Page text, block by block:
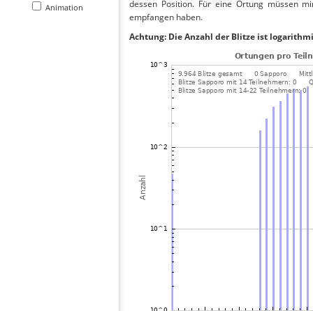
Animation
dessen Position. Für eine Ortung müssen
empfangen haben.
Achtung: Die Anzahl der Blitze ist